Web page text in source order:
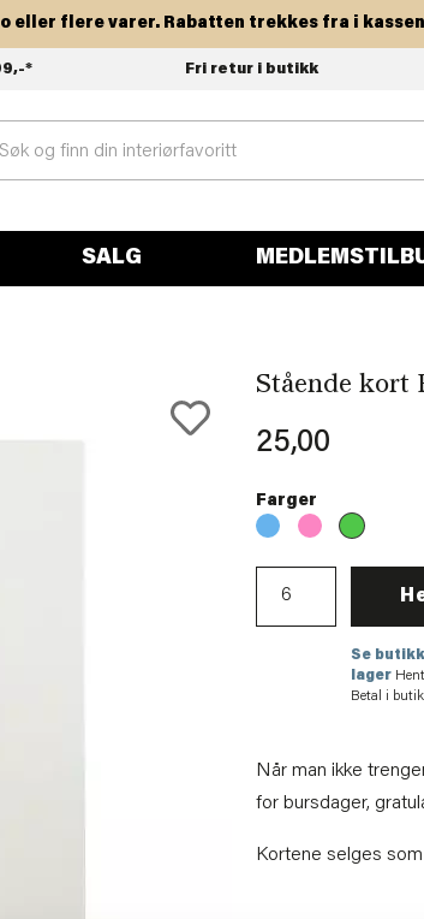
flere varer. Rabatten trekkes fra i kassen.
* Fri retur i butikk
SALG
Stående kort
25,00
Farger
Se
lagerHent
Betal i
Når man ikke
for bursdager,
Kortene selges